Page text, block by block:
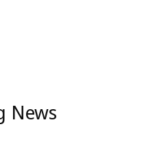
News